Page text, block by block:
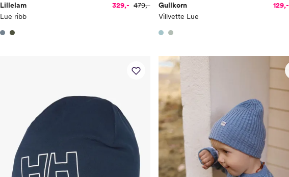
Lillelam
Lue ribb
329,- 479,-
Gullkorn
Villvette Lue
129,-